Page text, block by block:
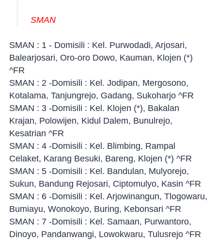
SMAN
SMAN : 1 - Domisili : Kel. Purwodadi, Arjosari,
Balearjosari, Oro-oro Dowo, Kauman, Klojen (*)
^FR
SMAN : 2 -Domisili : Kel. Jodipan, Mergosono,
Kotalama, Tanjungrejo, Gadang, Sukoharjo ^FR
SMAN : 3 -Domisili : Kel. Klojen (*), Bakalan
Krajan, Polowijen, Kidul Dalem, Bunulrejo,
Kesatrian ^FR
SMAN : 4 -Domisili : Kel. Blimbing, Rampal
Celaket, Karang Besuki, Bareng, Klojen (*) ^FR
SMAN : 5 -Domisili : Kel. Bandulan, Mulyorejo,
Sukun, Bandung Rejosari, Ciptomulyo, Kasin ^FR
SMAN : 6 -Domisili : Kel. Arjowinangun, Tlogowaru,
Bumiayu, Wonokoyo, Buring, Kebonsari ^FR
SMAN : 7 -Domisili : Kel. Samaan, Purwantoro,
Dinoyo, Pandanwangi, Lowokwaru, Tulusrejo ^FR